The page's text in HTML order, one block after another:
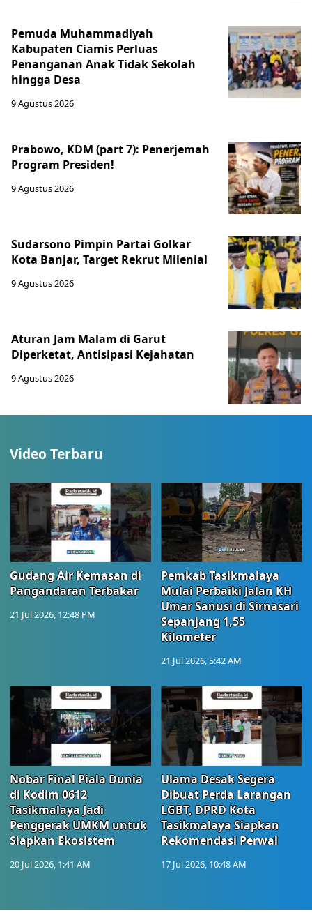
Pemuda Muhammadiyah
Kabupaten Ciamis Perluas
Penanganan Anak Tidak Sekolah
hingga Desa
9 Agustus 2026
Prabowo, KDM (part 7): Penerjemah
Program Presiden!
9 Agustus 2026
Sudarsono Pimpin Partai Golkar
Kota Banjar, Target Rekrut Milenial
9 Agustus 2026
Aturan Jam Malam di Garut
Diperketat, Antisipasi Kejahatan
9 Agustus 2026
Video Terbaru
Gudang Air Kemasan di
Pangandaran Terbakar
21 Jul 2026, 12:48 PM
Pemkab Tasikmalaya
Mulai Perbaiki Jalan KH
Umar Sanusi di Sirnasari
Sepanjang 1,55
Kilometer
21 Jul 2026, 5:42 AM
Nobar Final Piala Dunia
di Kodim 0612
Tasikmalaya Jadi
Penggerak UMKM untuk
Siapkan Ekosistem
20 Jul 2026, 1:41 AM
Ulama Desak Segera
Dibuat Perda Larangan
LGBT, DPRD Kota
Tasikmalaya Siapkan
Rekomendasi Perwal
17 Jul 2026, 10:48 AM